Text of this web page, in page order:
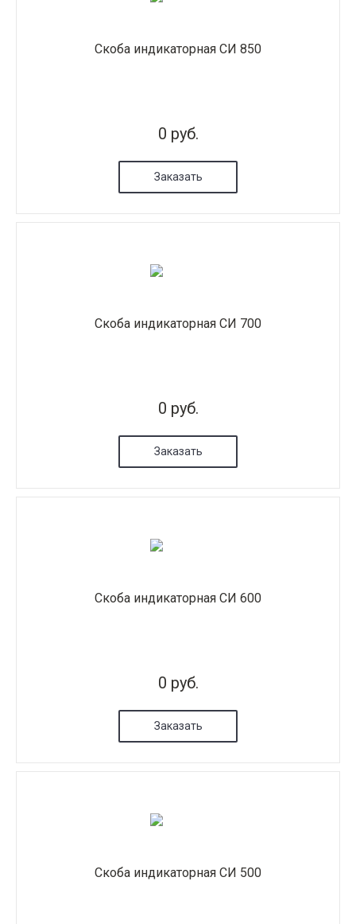
Скоба индикаторная СИ 850
0 руб.
Заказать
Скоба индикаторная СИ 700
0 руб.
Заказать
Скоба индикаторная СИ 600
0 руб.
Заказать
Скоба индикаторная СИ 500